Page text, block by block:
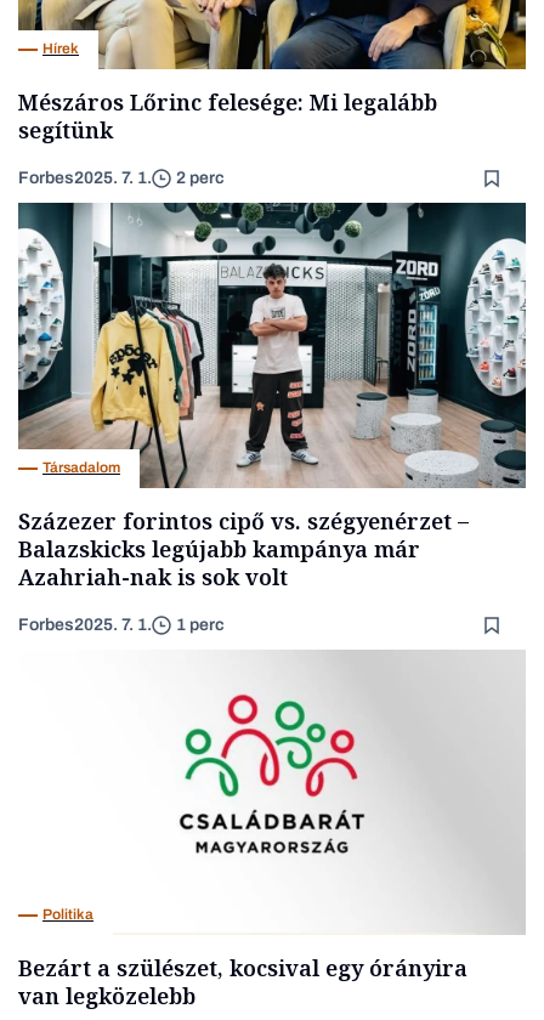
Hírek
Mészáros Lőrinc felesége: Mi legalább
segítünk
Forbes2025. 7. 1. 2 perc
Társadalom
Százezer forintos cipő vs. szégyenérzet –
Balazskicks legújabb kampánya már
Azahriah-nak is sok volt
Forbes2025. 7. 1. 1 perc
Politika
Bezárt a szülészet, kocsival egy órányira
van legközelebb